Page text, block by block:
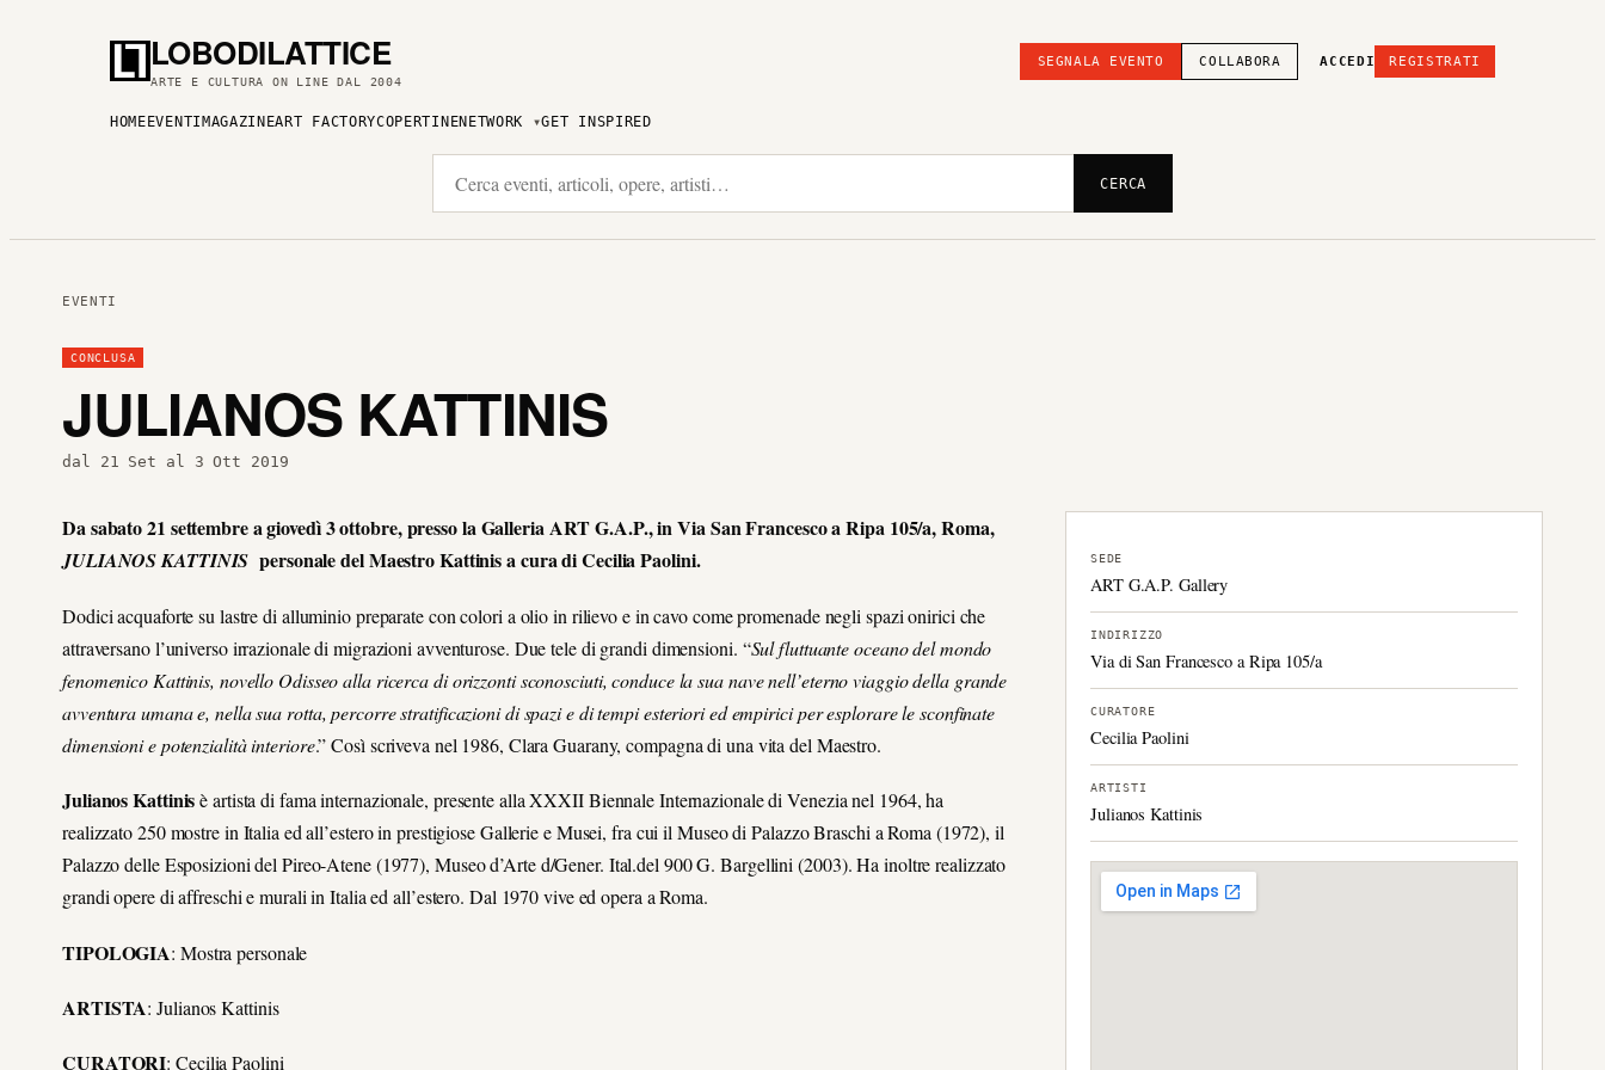
LOBODILATTICE
ARTE E CULTURA ON LINE DAL 2004
SEGNALA EVENTO COLLABORA ACCEDI REGISTRATI
HOME EVENTI MAGAZINEART FACTORYCOPERTINENETWORK GET INSPIRED
CERCA
EVENTI
CONCLUSA
JULIANOS KATTINIS
dal 21 Set al 3 Ott 2019
Da sabato 21 settembre a giovedì 3 ottobre, presso la Galleria ART G.A.P., in Via San Francesco a Ripa 105/a, Roma,
JULIANOS KATTINIS personale del Maestro Kattinis a cura di Cecilia Paolini.
Dodici acquaforte su lastre di alluminio preparate con colori a olio in rilievo e in cavo come promenade negli spazi onirici che
attraversano l’universo irrazionale di migrazioni avventurose. Due tele di grandi dimensioni. “Sul fluttuante oceano del mondo
fenomenico Kattinis, novello Odisseo alla ricerca di orizzonti sconosciuti, conduce la sua nave nell’eterno viaggio della grande
avventura umana e, nella sua rotta, percorre stratificazioni di spazi e di tempi esteriori ed empirici per esplorare le sconfinate
dimensioni e potenzialità interiore.” Così scriveva nel 1986, Clara Guarany, compagna di una vita del Maestro.
Julianos Kattinisè artista di fama internazionale, presente alla XXXII Biennale Internazionale di Venezia nel 1964, ha
realizzato 250 mostre in Italia ed all’estero in prestigiose Gallerie e Musei, fra cui il Museo di Palazzo Braschi a Roma (1972), il
Palazzo delle Esposizioni del Pireo-Atene (1977), Museo d’Arte d/Gener. Ital.del 900 G. Bargellini (2003). Ha inoltre realizzato
grandi opere di affreschi e murali in Italia ed all’estero. Dal 1970 vive ed opera a Roma.
TIPOLOGIA: Mostra personale
ARTISTA: Julianos Kattinis
CURATORI: Cecilia Paolini
SEDE
ART G.A.P. Gallery
INDIRIZZO
Via di San Francesco a Ripa 105/a
CURATORE
Cecilia Paolini
ARTISTI
Julianos Kattinis